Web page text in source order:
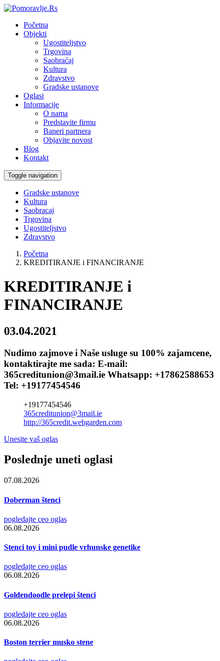
Početna
Objekti
Ugostiteljstvo
Trgovina
Saobraćaj
Kultura
Zdravstvo
Gradske ustanove
Oglasi
Informacije
O nama
Predstavite firmu
Baneri partnera
Objavite novost
Blog
Kontakt
Toggle navigation
Gradske ustanove
Kultura
Saobracaj
Trgovina
Ugostiteljstvo
Zdravstvo
Početna
KREDITIRANJE i FINANCIRANJE
KREDITIRANJE i
FINANCIRANJE
03.04.2021
Nudimo zajmove i Naše usluge su 100% zajamcene,
kontaktirajte me sada: E-mail:
365creditunion@3mail.ie Whatsapp: +17862588653
Tel: +19177454546
+19177454546
365creditunion@3mail.ie
http://365credit.webgarden.com
Unesite vaš oglas
Poslednje uneti oglasi
07.08.2026
Doberman štenci
pogledajte ceo oglas
06.08.2026
Stenci toy i mini pudle vrhunske genetike
pogledajte ceo oglas
06.08.2026
Goldendoodle prelepi štenci
pogledajte ceo oglas
06.08.2026
Boston terrier musko stene